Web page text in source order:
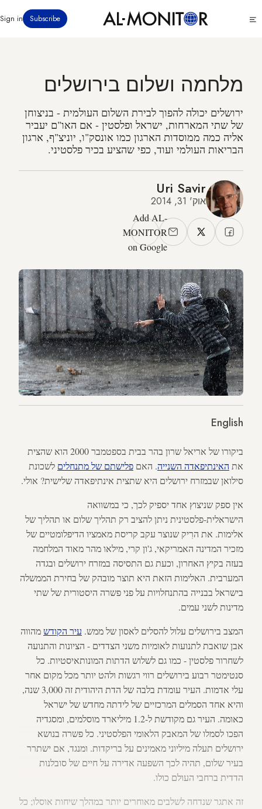
לתוכן
Subscribe
Sign in
מלחמה ושלום בירושלים
ירושלים יכולה להפוך לבירת השלום העולמית - בניצוחן
של שתי המארחות, ישראל ופלסטין - אם האו"ם יעביר
אליה כמה ממוסדות הארגון כמו אונסק"ו, יוניצ"ף, ארגון
הבריאות העולמי ועוד, כפי שהציע בכיר פלסטיני.
Uri Savir
אוק' 31, 2014
Add AL-
MONITOR
on Google
English
ביקורו של אריאל שרון בהר בבית בספטמבר 2000 הוא שהצית
את האינתיפאדה השנייה. האם פלישתם של מתנחלים לשכונת
סילואן שבמזרח ירושלים היא שתצית אינתיפאדה שלישית? אולי.
אין ספק שניצוץ אחד יספיק לכך, כי במשוואה
הישראלית-פלסטינית ניתן להציב רק תהליך שלום או תהליך של
אלימות. את הרִיק שנוצר עקב קריסת מאמציו הדיפלומטיים של
מזכיר המדינה האמריקאי, ג'ון קרי, מילאו מהר מאוד המלחמה
בעזה בקיץ האחרון, וכעת גם התסיסה במזרח ירושלים ובגדה
המערבית. האלימות הזאת היא תוצר מובהק של בחירת הממשלה
בישראל בבנייה בהתנחלויות על פני פשרה היסטורית של שתי
מדינות לשני עמים.
המצב בירושלים עלול להסלים לאסון של ממש. עיר הקודשמהווה
אבן שואבת לתנועות לאומיות משני הצדדים - הציונות והתנועה
לשחרור פלסטין - כמו גם לשלוש הדתות המונותאיסטיות. כל
סנטימטר רבוע בירושלים רווי רגשות ולהט יותר מכל מקום אחר
עלי אדמות. העיר עומדת בלבה של הדת היהודית זה 3,000 שנה,
והיא אחד הסמלים המרכזיים של לידתה מחדש של ישראל
כאומה. העיר גם מקודשת ל-1.2 מיליארד מוסלמים, ומסגדיה
הפכו לסמלו של המאבק הלאומי הפלסטיני. כל פשרה בנושא
ירושלים תעלה מיליוני מאמינים על בריקדות. ומנגד, אם ישתרר
בעיר שלום, תהיה לכך השפעה אדירה על חיים של סובלנות
הדדית ברחבי העולם כולו.
זה אתגר שנדחה לשלבים מאוחרים יותר במהלך שיחות אוסלו; כל